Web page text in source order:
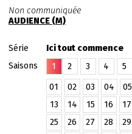
Non communiquée
AUDIENCE (M)
Série
Ici tout commence
Saisons
1 2 3 4 5
01 02 03 04 05
13
14 15 16 17
25
26 27 28 29